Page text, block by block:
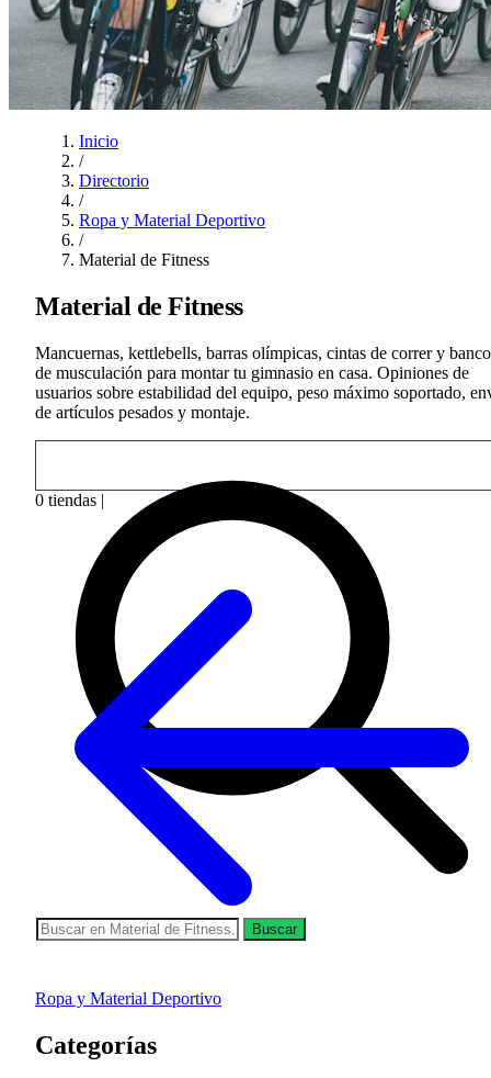
Inicio
/
Directorio
/
Ropa y Material Deportivo
/
Material de Fitness
Material de Fitness
Mancuernas, kettlebells, barras olímpicas, cintas de correr y
de musculación para montar tu gimnasio en casa. Opiniones de
usuarios sobre estabilidad del equipo, peso máximo soportado,
de artículos pesados y montaje.
Buscar
0 tiendas |
Ropa y Material Deportivo
Categorías